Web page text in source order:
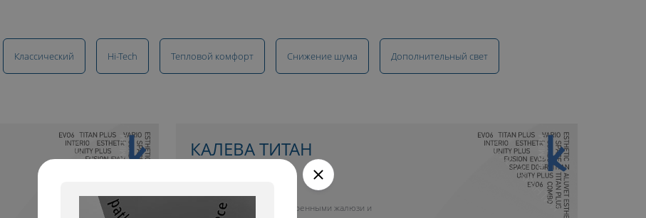
Классический Hi-Tech Тепловой комфорт Снижение шума Дополнительный свет
10 ЛЕТ ГАРАНТИИ 10 ЛЕТ ГАРАНТИИ
КАЛЕВА ТИТАН
купить окно от 26 700 руб.
Окно со встроенными жалюзи и